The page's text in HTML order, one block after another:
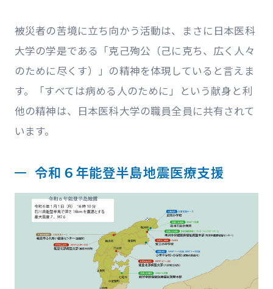
被災者の苦境に立ち向かう活動は、まさに日本医科
大学の学是である「克己殉公（己に克ち、広く人々
のために尽くす）」の精神を体現していると言えま
す。「すべては病める人のために」という献身と利
他の精神は、日本医科大学の職員全員に共有されて
います。
令和６年能登半島地震医療支援